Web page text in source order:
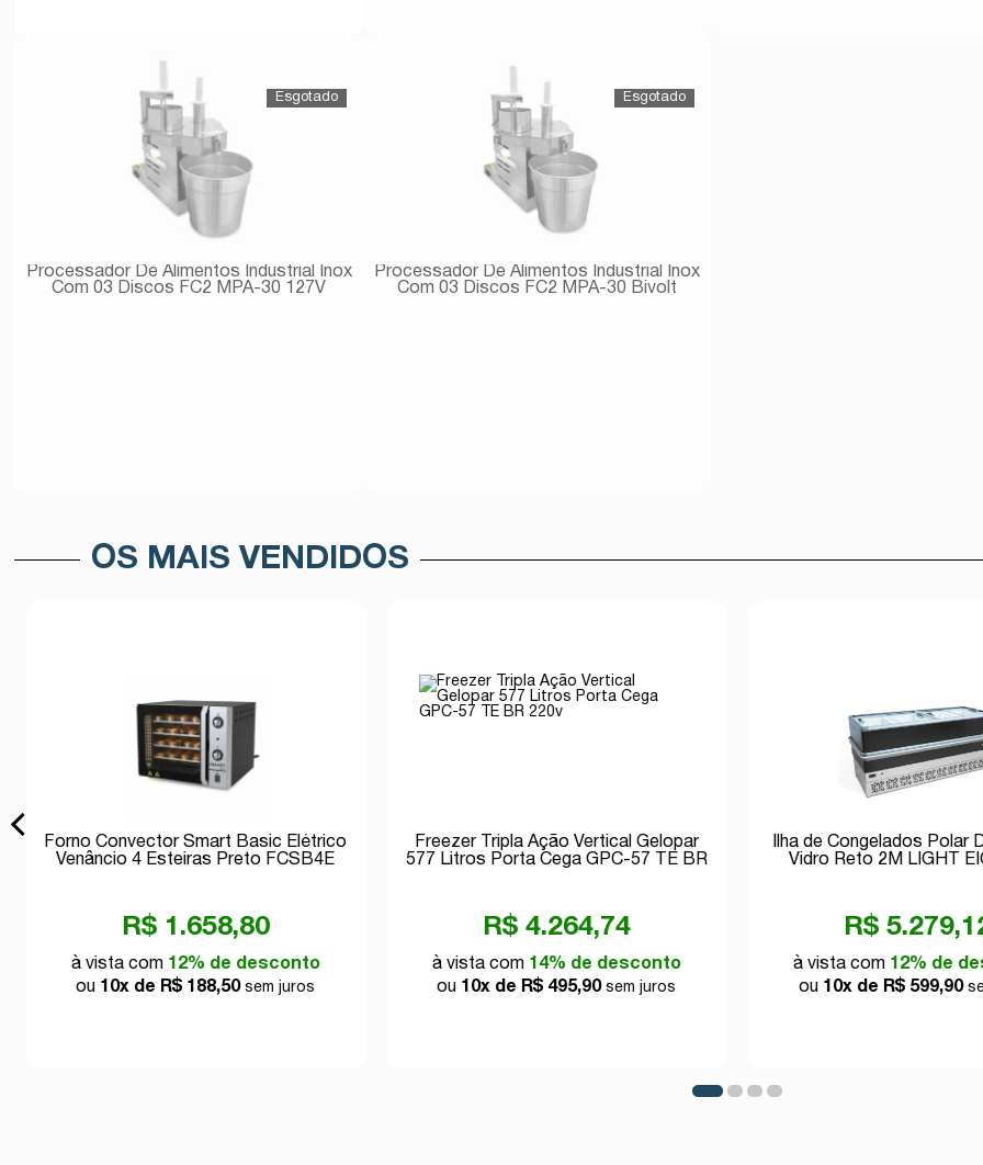
Comprar
Processador De Alimentos Industrial Inox
Com 03 Discos FC2 MPA-30 127V
Processador De Alimentos Industrial Inox
Com 03 Discos FC2 MPA-30 Bivolt
OS MAIS VENDIDOS
Forno Convector Smart Basic Elétrico
Venâncio 4 Esteiras Preto FCSB4E
R$ 1.658,80
à vista com 12% de desconto
ou 10x de R$ 188,50sem juros
Freezer Tripla Ação Vertical Gelopar
577 Litros Porta Cega GPC-57 TE BR
R$ 4.264,74
à vista com 14% de desconto
ou 10x de R$ 495,90sem juros
Ilha de Congelados Polar
Vidro Reto 2M LIGHT
R$
à vista com 12% de
ou 10x de R$ 599,90